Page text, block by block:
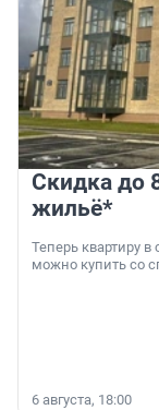
Скидка до
жильё*
Теперь квартиру
можно купить со
6 августа, 18:00